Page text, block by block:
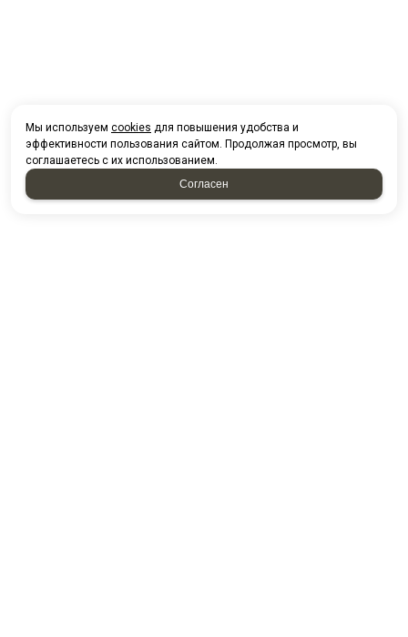
Мы используем cookies для повышения удобства и
эффективности пользования сайтом. Продолжая просмотр, вы
соглашаетесь с их использованием.
Согласен